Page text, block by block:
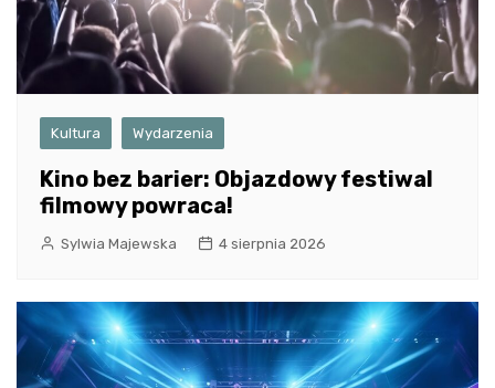
Kultura Wydarzenia
Kino bez barier: Objazdowy festiwal
filmowy powraca!
Sylwia Majewska 4 sierpnia 2026